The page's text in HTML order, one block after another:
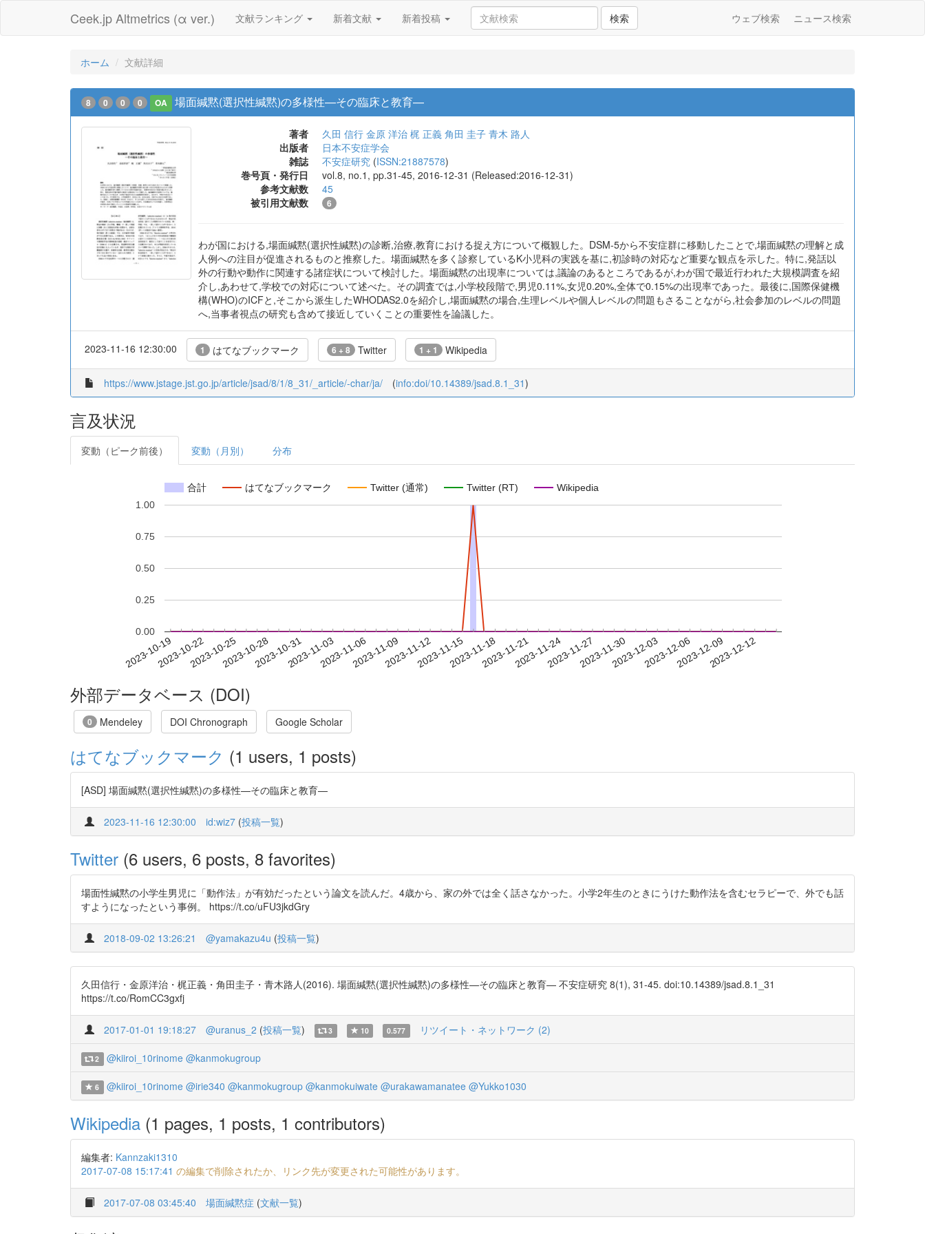
Ceek.jp Altmetrics (α ver.) 文献ランキング 新着文献 新着投稿 検索 ウェブ検索 ニュース検索
ホーム 文献詳細
8 0 0 0 OA 場面緘黙(選択性緘黙)の多様性—その臨床と教育—
著者 久田 信行 金原 洋治 梶 正義 角田 圭子 青木 路人
出版者
日本不安症学会
雑誌
不安症研究 (ISSN:21887578)
巻号頁・発行日
vol.8, no.1, pp.31-45, 2016-12-31 (Released:2016-12-31)
参考文献数
45
被引用文献数
6
わが国における,場面緘黙(選択性緘黙)の診断,治療,教育における捉え方について概観した。DSM-5から不安症群に移動したことで,場面緘黙の理解と成
人例への注目が促進されるものと推察した。場面緘黙を多く診察しているK小児科の実践を基に,初診時の対応など重要な観点を示した。特に,発話以
外の行動や動作に関連する諸症状について検討した。場面緘黙の出現率については,議論のあるところであるが,わが国で最近行われた大規模調査を紹
介し,あわせて,学校での対応について述べた。その調査では,小学校段階で,男児0.11%,女児0.20%,全体で0.15%の出現率であった。最後に,国際保健機
構(WHO)のICFと,そこから派生したWHODAS2.0を紹介し,場面緘黙の場合,生理レベルや個人レベルの問題もさることながら,社会参加のレベルの問題
へ,当事者視点の研究も含めて接近していくことの重要性を論議した。
2023-11-16 12:30:00 1 はてなブックマーク 6 + 8 Twitter 1 + 1 Wikipedia
https://www.jstage.jst.go.jp/article/jsad/8/1/8_31/_article/-char/ja/ (info:doi/10.14389/jsad.8.1_31)
言及状況
変動（ピーク前後） 変動（月別） 分布
合計 はてなブックマーク Twitter (通常) Twitter (RT) Wikipedia
2023-10-192023-10-222023-10-252023-10-282023-10-312023-11-032023-11-062023-11-092023-11-122023-11-152023-11-182023-11-212023-11-242023-11-272023-11-302023-12-032023-12-062023-12-092023-12-12
0.00
0.25
0.50
0.75
1.00
外部データベース (DOI)
0 Mendeley DOI Chronograph Google Scholar
はてなブックマーク (1 users, 1 posts)
[ASD] 場面緘黙(選択性緘黙)の多様性—その臨床と教育—
2023-11-16 12:30:00 id:wiz7 (投稿一覧)
Twitter (6 users, 6 posts, 8 favorites)
場面性緘黙の小学生男児に「動作法」が有効だったという論文を読んだ。4歳から、家の外では全く話さなかった。小学2年生のときにうけた動作法を含むセラピーで、外でも話
すようになったという事例。 https://t.co/uFU3jkdGry
2018-09-02 13:26:21 @yamakazu4u (投稿一覧)
久田信行・金原洋治・梶正義・角田圭子・青木路人(2016). 場面緘黙(選択性緘黙)の多様性—その臨床と教育— 不安症研究 8(1), 31-45. doi:10.14389/jsad.8.1_31
https://t.co/RomCC3gxfj
2017-01-01 19:18:27 @uranus_2 (投稿一覧) 3 10 0.577 リツイート・ネットワーク (2)
2 @kiiroi_10rinome @kanmokugroup
6 @kiiroi_10rinome @irie340 @kanmokugroup @kanmokuiwate @urakawamanatee @Yukko1030
Wikipedia (1 pages, 1 posts, 1 contributors)
編集者: Kannzaki1310
2017-07-08 15:17:41 の編集で削除されたか、リンク先が変更された可能性があります。
2017-07-08 03:45:40 場面緘黙症 (文献一覧)